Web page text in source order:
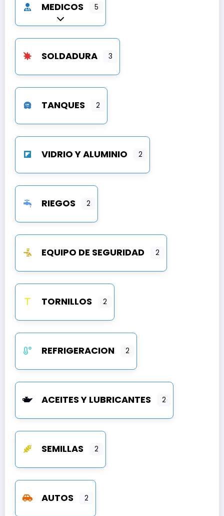
MEDICOS 5
Expandir sub-categorías
SOLDADURA 3
TANQUES 2
VIDRIO Y ALUMINIO 2
RIEGOS 2
EQUIPO DE SEGURIDAD 2
TORNILLOS 2
REFRIGERACION 2
ACEITES Y LUBRICANTES 2
SEMILLAS 2
AUTOS 2